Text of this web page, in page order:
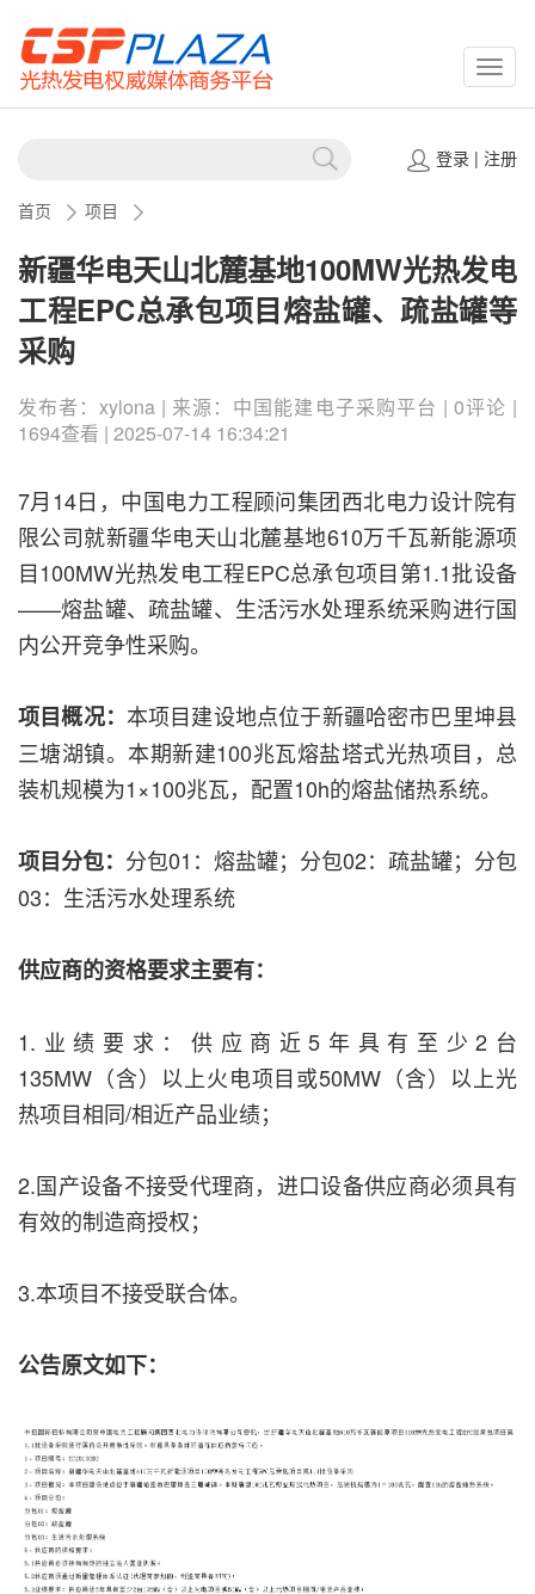
登录| 注册
首页 项目
新疆华电天山北麓基地100MW光热发电
工程EPC总承包项目熔盐罐、疏盐罐等
采购
发布者：xylona | 来源：中国能建电子采购平台 | 0评论 |
1694查看 | 2025-07-14 16:34:21
7月14日，中国电力工程顾问集团西北电力设计院有
限公司就新疆华电天山北麓基地610万千瓦新能源项
目100MW光热发电工程EPC总承包项目第1.1批设备
——熔盐罐、疏盐罐、生活污水处理系统采购进行国
内公开竞争性采购。
项目概况： 本项目建设地点位于新疆哈密市巴里坤县
三塘湖镇。本期新建100兆瓦熔盐塔式光热项目，总
装机规模为1×100兆瓦，配置10h的熔盐储热系统。
项目分包： 分包01：熔盐罐；分包02：疏盐罐；分包
03：生活污水处理系统
供应商的资格要求主要有：
1.业绩要求：供应商近5年具有至少2台
135MW（含）以上火电项目或50MW（含）以上光
热项目相同/相近产品业绩；
2.国产设备不接受代理商，进口设备供应商必须具有
有效的制造商授权；
3.本项目不接受联合体。
公告原文如下：